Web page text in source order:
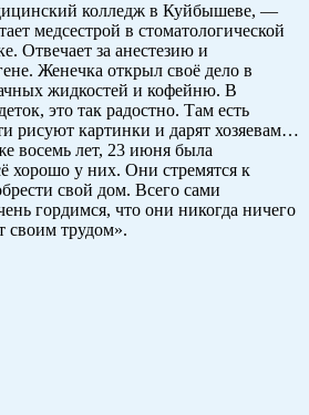
колледж в Куйбышеве, —
медсестрой в стоматологической
Отвечает за анестезию и
Женечка открыл своё дело в
жидкостей и кофейню. В
это так радостно. Там есть
рисуют картинки и дарят хозяевам…
восемь лет, 23 июня была
хорошо у них. Они стремятся к
свой дом. Всего сами
гордимся, что они никогда ничего
своим трудом».